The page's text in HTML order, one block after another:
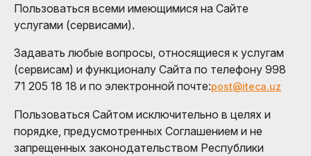
Пользоваться всеми имеющимися на Сайте
услугами (сервисами).
Задавать любые вопросы, относящиеся к услугам
(сервисам) и функционалу Сайта по телефону 998
71 205 18 18 и по электронной почте:post@iteca.uz
Пользоваться Сайтом исключительно в целях и
порядке, предусмотренных Соглашением и не
запрещенных законодательством Республики